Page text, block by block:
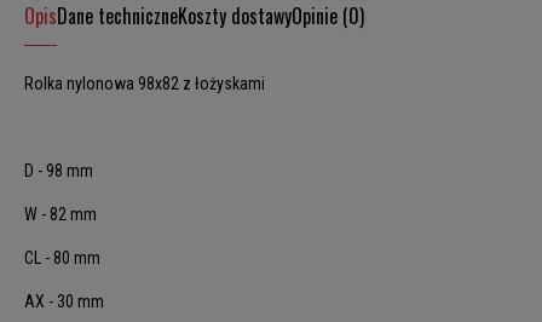
OpisDane techniczneKoszty dostawyOpinie (0)
Rolka nylonowa 98x82 z łożyskami
D - 98 mm
W - 82 mm
CL - 80 mm
AX - 30 mm